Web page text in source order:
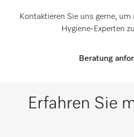
Kontaktieren Sie uns gerne,
Hygiene-Experten
Beratung
Erfahren Sie